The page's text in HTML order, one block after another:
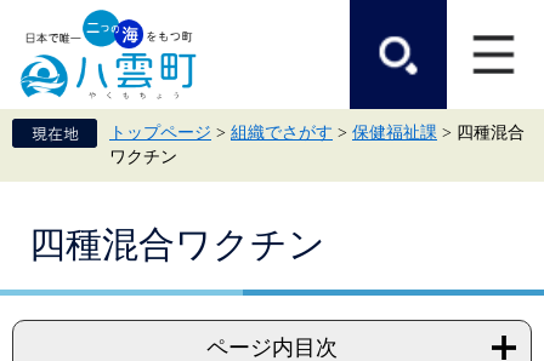
頭
で
飛
ば
て
トップページ > 組織でさがす > 保健福祉課 > 四種混合
ワクチン
四種混合ワクチン
ページ内目次